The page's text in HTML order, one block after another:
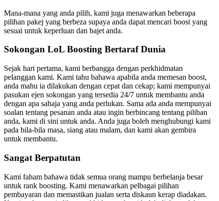
Mana-mana yang anda pilih, kami juga menawarkan beberapa
pilihan pakej yang berbeza supaya anda dapat mencari boost yang
sesuai untuk keperluan dan bajet anda.
Sokongan LoL Boosting Bertaraf Dunia
Sejak hari pertama, kami berbangga dengan perkhidmatan
pelanggan kami. Kami tahu bahawa apabila anda memesan boost,
anda mahu ia dilakukan dengan cepat dan cekap; kami mempunyai
pasukan ejen sokongan yang tersedia 24/7 untuk membantu anda
dengan apa sahaja yang anda perlukan. Sama ada anda mempunyai
soalan tentang pesanan anda atau ingin berbincang tentang pilihan
anda, kami di sini untuk anda. Anda juga boleh menghubungi kami
pada bila-bila masa, siang atau malam, dan kami akan gembira
untuk membantu.
Sangat Berpatutan
Kami faham bahawa tidak semua orang mampu berbelanja besar
untuk rank boosting. Kami menawarkan pelbagai pilihan
pembayaran dan memastikan jualan serta diskaun kerap diadakan.